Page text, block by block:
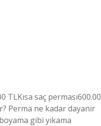
saç perması600.00
Perma ne kadar dayanır
gibi yıkama